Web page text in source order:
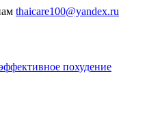
thaicare100@yandex.ru
похудение